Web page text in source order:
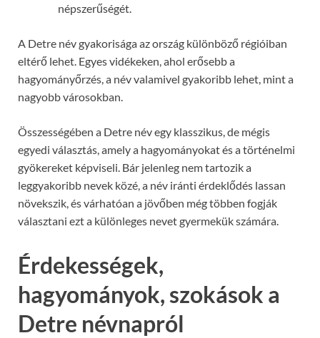
népszerűségét.
A Detre név gyakorisága az ország különböző régióiban
eltérő lehet. Egyes vidékeken, ahol erősebb a
hagyományőrzés, a név valamivel gyakoribb lehet, mint a
nagyobb városokban.
Összességében a Detre név egy klasszikus, de mégis
egyedi választás, amely a hagyományokat és a történelmi
gyökereket képviseli. Bár jelenleg nem tartozik a
leggyakoribb nevek közé, a név iránti érdeklődés lassan
növekszik, és várhatóan a jövőben még többen fogják
választani ezt a különleges nevet gyermekük számára.
Érdekességek,
hagyományok, szokások a
Detre névnapról